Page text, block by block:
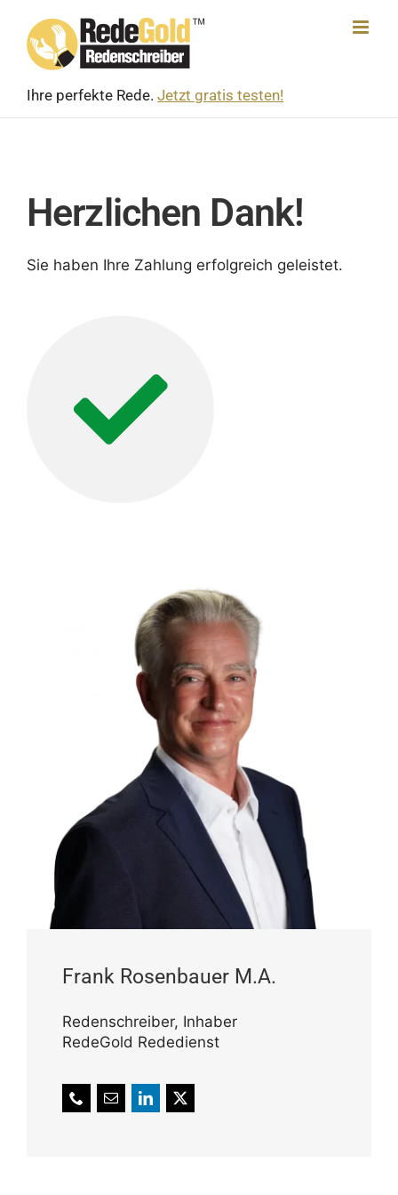
content
Ihre perfekte Rede. Jetzt gratis testen!
Herzlichen Dank!
Sie haben Ihre Zahlung erfolg­reich geleistet.
Frank Rosen­bauer M.A.
Reden­schreiber, Inhaber
RedeGold Rededienst